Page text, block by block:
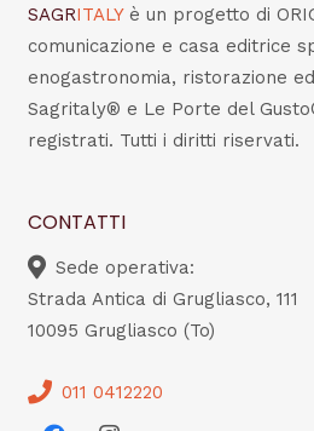
SAGRITALY è un progetto di
comunicazione e casa editrice
enogastronomia, ristorazione
Sagritaly® e Le Porte del
registrati. Tutti i diritti riservati.
CONTATTI
Sede operativa:
Strada Antica di Grugliasco, 111
10095 Grugliasco (To)
011 0412220